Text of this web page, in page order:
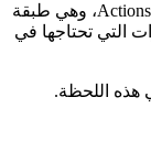
أنشئ بالسرعة التي يقودك إليها خيالك مع Actions Ring، وهي طبقة
التي تحتاجها في